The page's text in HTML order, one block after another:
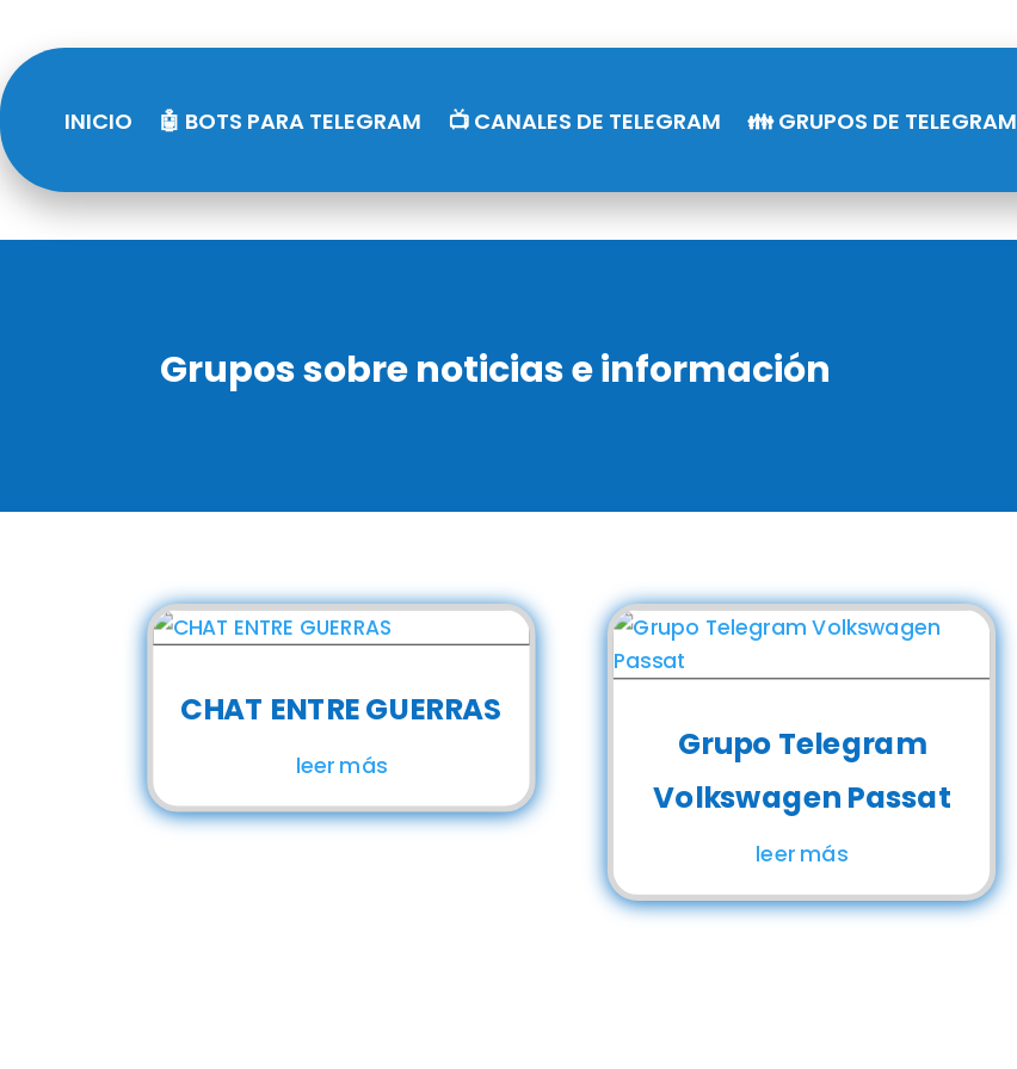
INICIO 🤖 BOTS PARA TELEGRAM 📺 CANALES DE TELEGRAM 👪 GRUPOS DE TELEGRAM
Grupos sobre noticias e información
CHAT ENTRE GUERRAS
leer más
Grupo Telegram
Volkswagen Passat
leer más